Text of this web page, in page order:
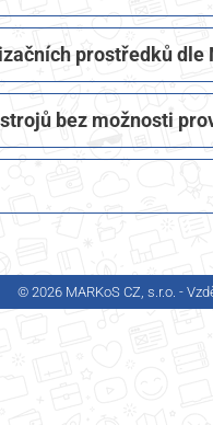
prostředků dle
bez možnosti
© 2026 MARKoS CZ, s.r.o. -